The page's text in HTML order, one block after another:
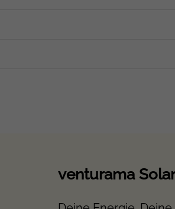
venturama Solar